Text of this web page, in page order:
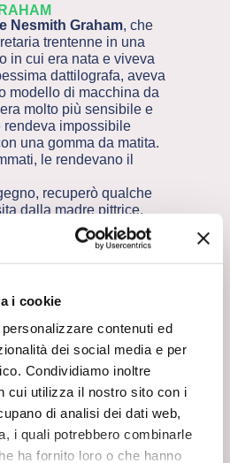
i cookie
contenuti ed
dei social media e per
Condividiamo inoltre
cui utilizza il nostro sito con i
di analisi dei dati web,
i quali potrebbero combinarle
ha fornito loro o che hanno
Nesmith Graham, che
trentenne in una
in cui era nata e viveva
dattilografa, aveva
modello di macchina da
molto più sensibile e
impossibile
una gomma da matita.
le rendevano il
recuperò qualche
dalla madre pittrice.
aveva imparato che alle
si rimediava con un
Da qui, l’intuizione:
a casa per
carta su cui lavorava in
con un piccolo
era più veloce e
a gomma, ed era
nacque così il
poi strumento
in corsa gli errori
irrinunciabile di tutti i